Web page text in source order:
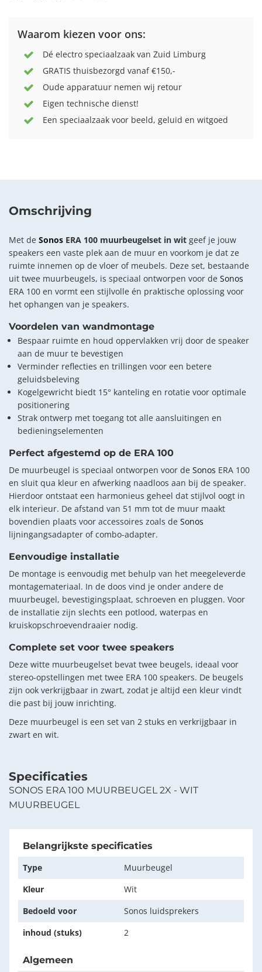
Waarom kiezen voor ons:
Dé electro speciaalzaak van Zuid Limburg
GRATIS thuisbezorgd vanaf €150,-
Oude apparatuur nemen wij retour
Eigen technische dienst!
Een speciaalzaak voor beeld, geluid en witgoed
Omschrijving
Met de Sonos ERA 100 muurbeugelset in wit geef je jouw
speakers een vaste plek aan de muur en voorkom je dat ze
ruimte innemen op de vloer of meubels. Deze set, bestaande
uit twee muurbeugels, is speciaal ontworpen voor de Sonos
ERA 100 en vormt een stijlvolle én praktische oplossing voor
het ophangen van je speakers.
Voordelen van wandmontage
Bespaar ruimte en houd oppervlakken vrij door de speaker
aan de muur te bevestigen
Verminder reflecties en trillingen voor een betere
geluidsbeleving
Kogelgewricht biedt 15° kanteling en rotatie voor optimale
positionering
Strak ontwerp met toegang tot alle aansluitingen en
bedieningselementen
Perfect afgestemd op de ERA 100
De muurbeugel is speciaal ontworpen voor de Sonos ERA 100
en sluit qua kleur en afwerking naadloos aan bij de speaker.
Hierdoor ontstaat een harmonieus geheel dat stijlvol oogt in
elk interieur. De afstand van 51 mm tot de muur maakt
bovendien plaats voor accessoires zoals de Sonos
lijningangsadapter of combo-adapter.
Eenvoudige installatie
De montage is eenvoudig met behulp van het meegeleverde
montagemateriaal. In de doos vind je onder andere de
muurbeugel, bevestigingsplaat, schroeven en pluggen. Voor
de installatie zijn slechts een potlood, waterpas en
kruiskopschroevendraaier nodig.
Complete set voor twee speakers
Deze witte muurbeugelset bevat twee beugels, ideaal voor
stereo-opstellingen met twee ERA 100 speakers. De beugels
zijn ook verkrijgbaar in zwart, zodat je altijd een kleur vindt
die past bij jouw inrichting.
Deze muurbeugel is een set van 2 stuks en verkrijgbaar in
zwart en wit.
Specificaties
SONOS ERA 100 MUURBEUGEL 2X - WIT
MUURBEUGEL
Belangrijkste specificaties
Type
Muurbeugel
Kleur
Wit
Bedoeld voor
Sonos luidsprekers
inhoud (stuks)
2
Algemeen